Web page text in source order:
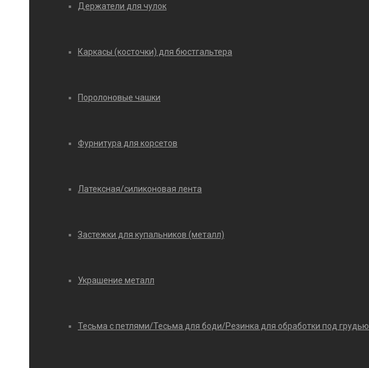
Держатели для чулок
Каркасы (косточки) для бюстгальтера
Поролоновые чашки
Фурнитура для корсетов
Латексная/силиконовая лента
Застежки для купальников (металл)
Украшение металл
Тесьма с петлями/Тесьма для боди/Резинка для обработки под грудью